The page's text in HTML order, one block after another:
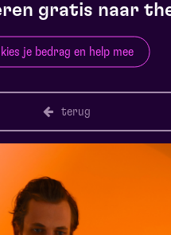
gratis naar
kies je bedrag en help mee
terug